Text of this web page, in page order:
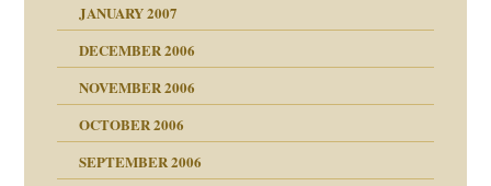
JANUARY 2007
DECEMBER 2006
NOVEMBER 2006
OCTOBER 2006
SEPTEMBER 2006